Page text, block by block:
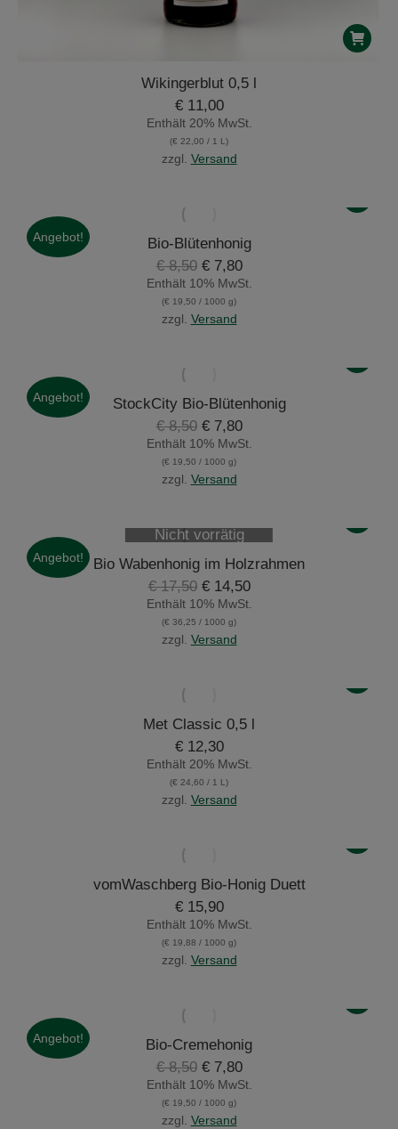
Wikingerblut 0,5 l
€11,00
Enthält 20% MwSt.
(€ 22,00 / 1 L)
zzgl. Versand
Angebot!
Bio-Blütenhonig
€8,50 Ursprünglicher
Preis
war:
€ 8,50
€7,80Aktueller
Preis
Enthält 10% MwSt.
(€ 19,50 / 1000 g)
zzgl. Versand
Angebot!
StockCity Bio-Blütenhonig
€8,50 Ursprünglicher
Preis
war:
€ 8,50
€7,80Aktueller
Preis
Enthält 10% MwSt.
(€ 19,50 / 1000 g)
zzgl. Versand
Angebot!
Nicht vorrätig
Bio Wabenhonig im Holzrahmen
€17,50 Ursprünglicher
Preis
war:
€ 17,50
€14,50Aktueller
Preis
Enthält 10% MwSt.
(€ 36,25 / 1000 g)
zzgl. Versand
Met Classic 0,5 l
€12,30
Enthält 20% MwSt.
(€ 24,60 / 1 L)
zzgl. Versand
vomWaschberg Bio-Honig Duett
€15,90
Enthält 10% MwSt.
(€ 19,88 / 1000 g)
zzgl. Versand
Angebot!
Bio-Cremehonig
€8,50 Ursprünglicher
Preis
war:
€ 8,50
€7,80Aktueller
Preis
Enthält 10% MwSt.
(€ 19,50 / 1000 g)
zzgl. Versand